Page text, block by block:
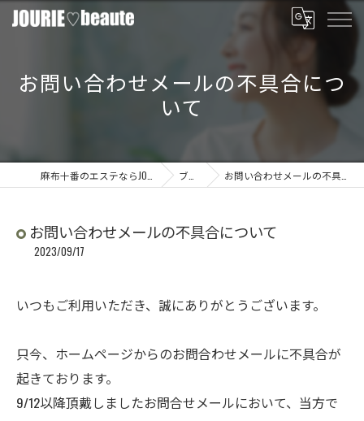
お問い合わせメールの不具合につ
いて
ブログ お問い合わせメールの不具合について
お問い合わせメールの不具合について
2023/09/17
いつもご利用いただき、誠にありがとうございます。
只今、ホームページからのお問合わせメールに不具合が
起きております。
9/12以降頂戴しましたお問合せメールにおいて、当方で